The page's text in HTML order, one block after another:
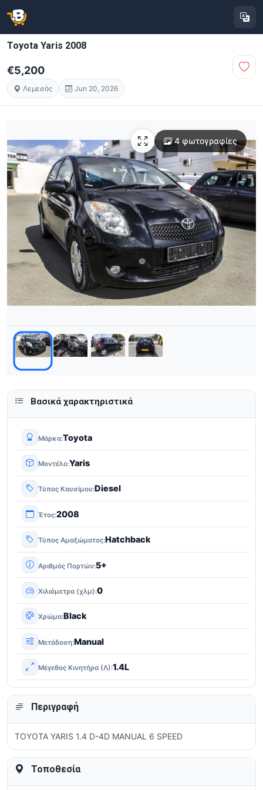
Toyota Yaris 2008
€5,200
Λεμεσός Jun 20, 2026
4 φωτογραφίες
Βασικά χαρακτηριστικά
Μάρκα Toyota
Μοντέλο Yaris
Τύπος Καυσίμου Diesel
Έτος 2008
Τύπος Αμαξώματος Hatchback
Αριθμός Πορτών 5+
Χιλιόμετρα (χλμ) 0
Χρώμα Black
Μετάδοση Manual
Μέγεθος Κινητήρα (Λ) 1.4L
Περιγραφή
TOYOTA YARIS 1.4 D-4D MANUAL 6 SPEED
Τοποθεσία